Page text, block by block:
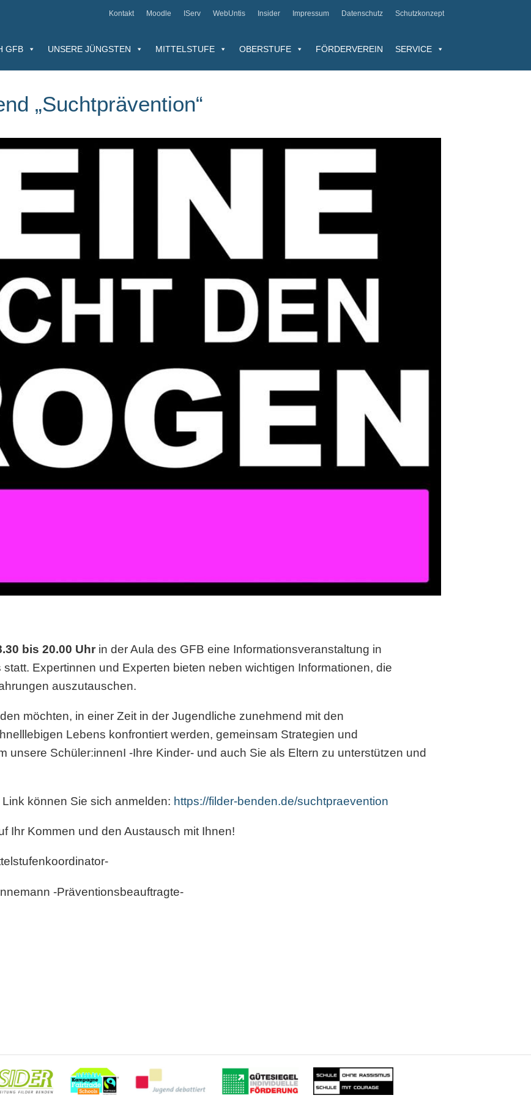
Kontakt Moodle IServ WebUntis Insider Impressum Datenschutz Schutzkonzept
GFB UNSERE JÜNGSTEN MITTELSTUFE OBERSTUFE FÖRDERVEREIN SERVICE
„Suchtprävention“
bis 20.00 Uhr in der Aula des GFB eine Informationsveranstaltung in
Expertinnen und Experten bieten neben wichtigen Informationen, die
auszutauschen.
möchten, in einer Zeit in der Jugendliche zunehmend mit den
Lebens konfrontiert werden, gemeinsam Strategien und
unsere Schüler:innenI -Ihre Kinder- und auch Sie als Eltern zu unterstützen und
können Sie sich anmelden: https://filder-benden.de/suchtpraevention
Ihr Kommen und den Austausch mit Ihnen!
-Präventionsbeauftragte-